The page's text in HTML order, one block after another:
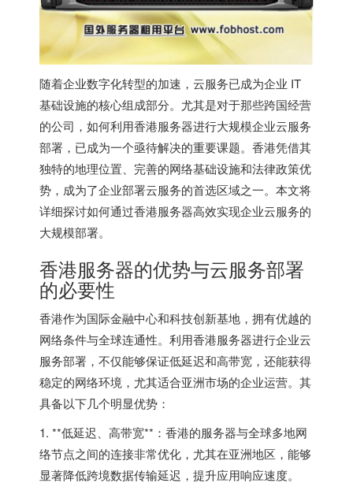
随着企业数字化转型的加速，云服务已成为企业 IT
基础设施的核心组成部分。尤其是对于那些跨国经营
的公司，如何利用香港服务器进行大规模企业云服务
部署，已成为一个亟待解决的重要课题。香港凭借其
独特的地理位置、完善的网络基础设施和法律政策优
势，成为了企业部署云服务的首选区域之一。本文将
详细探讨如何通过香港服务器高效实现企业云服务的
大规模部署。
香港服务器的优势与云服务部署
的必要性
香港作为国际金融中心和科技创新基地，拥有优越的
网络条件与全球连通性。利用香港服务器进行企业云
服务部署，不仅能够保证低延迟和高带宽，还能获得
稳定的网络环境，尤其适合亚洲市场的企业运营。其
具备以下几个明显优势：
1. **低延迟、高带宽**：香港的服务器与全球多地网
络节点之间的连接非常优化，尤其在亚洲地区，能够
显著降低跨境数据传输延迟，提升应用响应速度。